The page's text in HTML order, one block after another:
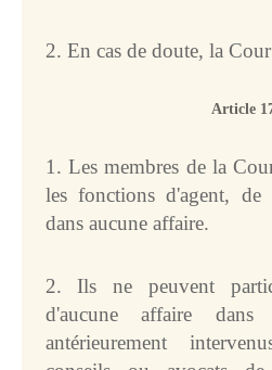
2. En cas de doute, la
Article
1. Les membres de la
les fonctions d'agent, de
dans aucune affaire.
2. Ils ne peuvent
d'aucune affaire
antérieurement